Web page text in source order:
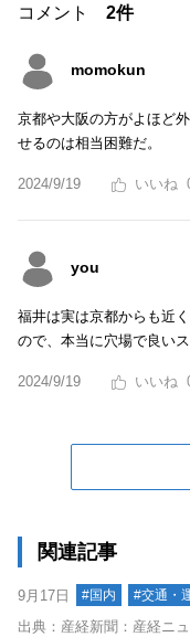
コメント 2件
momokun
京都や大阪の方がよほど
せるのは相当困難だ。
2024/9/19
you
福井は実は京都からも近
ので、本当に穴場で良い
2024/9/19
関連記事
9月17日 #国内 #交通・
出典：産経新聞：産経ニ